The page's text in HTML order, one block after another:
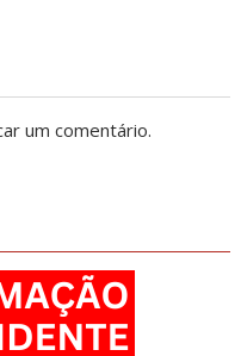
um comentário.